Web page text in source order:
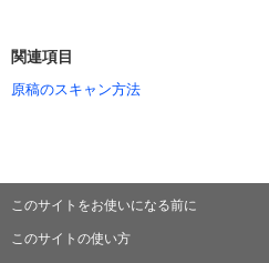
関連項目
原稿のスキャン方法
このサイトをお使いになる前に
このサイトの使い方